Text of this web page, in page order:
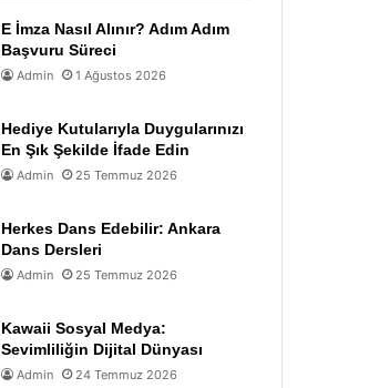
E İmza Nasıl Alınır? Adım Adım
Başvuru Süreci
Admin 1 Ağustos 2026
Hediye Kutularıyla Duygularınızı
En Şık Şekilde İfade Edin
Admin 25 Temmuz 2026
Herkes Dans Edebilir: Ankara
Dans Dersleri
Admin 25 Temmuz 2026
Kawaii Sosyal Medya:
Sevimliliğin Dijital Dünyası
Admin 24 Temmuz 2026